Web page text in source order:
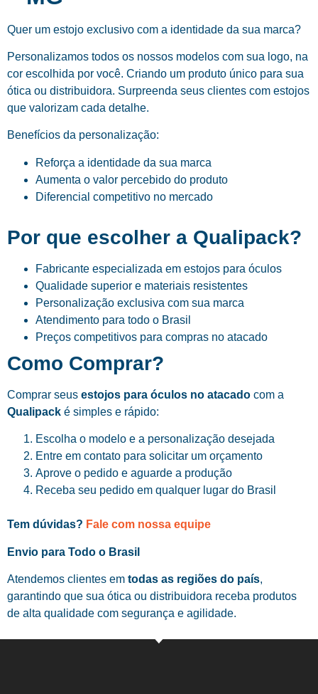
Quer um estojo exclusivo com a identidade da sua marca?
Personalizamos todos os nossos modelos com sua logo, na
cor escolhida por você. Criando um produto único para sua
ótica ou distribuidora. Surpreenda seus clientes com estojos
que valorizam cada detalhe.
Benefícios da personalização:
Reforça a identidade da sua marca
Aumenta o valor percebido do produto
Diferencial competitivo no mercado
Por que escolher a Qualipack?
Fabricante especializada em estojos para óculos
Qualidade superior e materiais resistentes
Personalização exclusiva com sua marca
Atendimento para todo o Brasil
Preços competitivos para compras no atacado
Como Comprar?
Comprar seus estojos para óculos no atacado com a
Qualipack é simples e rápido:
Escolha o modelo e a personalização desejada
Entre em contato para solicitar um orçamento
Aprove o pedido e aguarde a produção
Receba seu pedido em qualquer lugar do Brasil
Tem dúvidas? Fale com nossa equipe
Envio para Todo o Brasil
Atendemos clientes em todas as regiões do país,
garantindo que sua ótica ou distribuidora receba produtos
de alta qualidade com segurança e agilidade.